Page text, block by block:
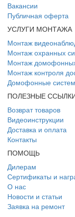
Вакансии
Публичная оферта
УСЛУГИ МОНТАЖА
Монтаж
Монтаж охранных
Монтаж
Монтаж контроля
Домофонные
ПОЛЕЗНЫЕ
Возврат товаров
Видеоинструкции
Доставка и оплата
Контакты
ПОМОЩЬ
Дилерам
Сертификаты и
О нас
Новости и статьи
Заявка на ремонт